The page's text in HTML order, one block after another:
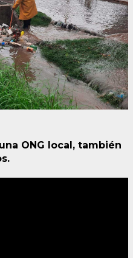
ONG local, también